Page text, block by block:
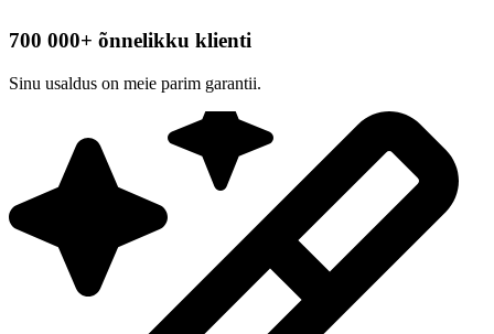
700 000+ õnnelikku klienti
Sinu usaldus on meie parim garantii.